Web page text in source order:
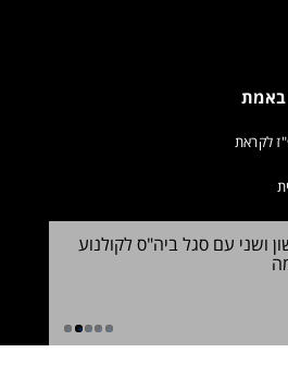
ושני עם סגל ביה"ס לקולנוע
1 2 3 4 5
באמת
לקראת